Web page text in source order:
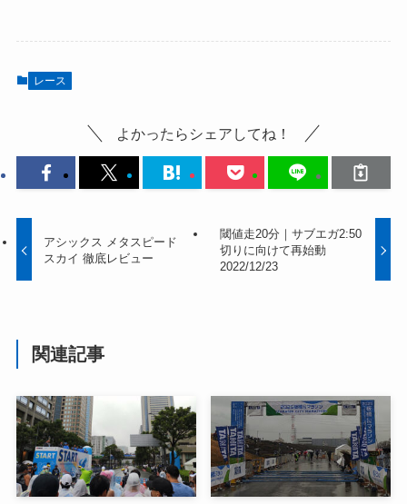
レース
よかったらシェアしてね！
アシックス メタスピード
スカイ 徹底レビュー
閾値走20分｜サブエガ2:50
切りに向けて再始動
2022/12/23
関連記事